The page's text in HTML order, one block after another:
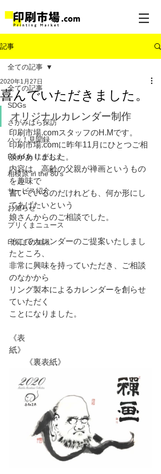
記事
全ての記事
SDGs
さがみはら探訪
ハッ！見聞録
Road to にがおえ
相模原 in the 80's
サービス紹介
お知らせ
プリくまニュース
印刷まめ知識
全ての記事
喜んでいただきました。
2020年1月27日
オリジナルカレンダー制作
印刷市場.comスタッフのH.Mです。
印刷市場.comに昨年11月にひとつご相
談がありました。
内容は、高齢の父親が禅画というもの
を趣味で
書いているのだけれども、何か形にし
てあげたいという
娘さんからのご相談でした。
そこでカレンダーのご提案いたしまし
たところ、
非常に興味を持っていただき、ご相談
のなかから
リング製本によるカレンダーを創らせ
ていただく
ことになりました。
《表
紙》
《裏表紙》